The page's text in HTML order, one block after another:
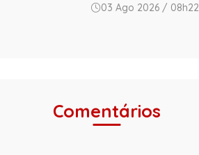
03 Ago 2026 / 08h22
Comentários